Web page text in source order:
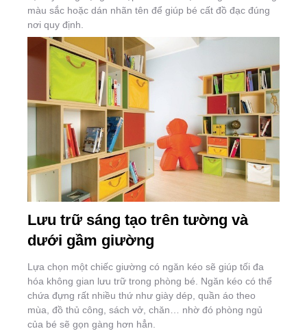
màu sắc hoặc dán nhãn tên để giúp bé cất đồ đạc đúng
nơi quy định.
Lưu trữ sáng tạo trên tường và
dưới gầm giường
Lựa chọn một chiếc giường có ngăn kéo sẽ giúp tối đa
hóa không gian lưu trữ trong phòng bé. Ngăn kéo có thể
chứa đựng rất nhiều thứ như giày dép, quần áo theo
mùa, đồ thủ công, sách vở, chăn… nhờ đó phòng ngủ
của bé sẽ gọn gàng hơn hẳn.